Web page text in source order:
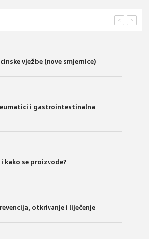
>
<
vježbe (nove smjernice)
i gastrointestinalna
kako se proizvode?
otkrivanje i liječenje